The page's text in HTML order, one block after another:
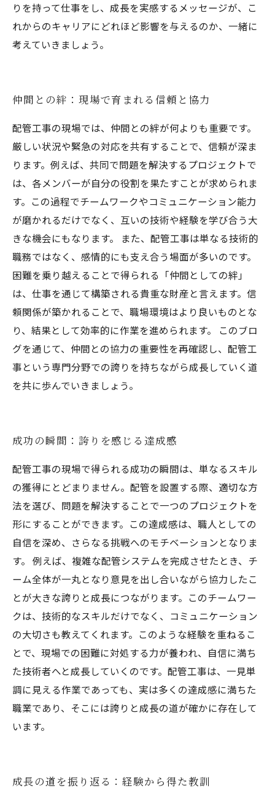
りを持って仕事をし、成長を実感するメッセージが、こ
れからのキャリアにどれほど影響を与えるのか、一緒に
考えていきましょう。
仲間との絆：現場で育まれる信頼と協力
配管工事の現場では、仲間との絆が何よりも重要です。
厳しい状況や緊急の対応を共有することで、信頼が深ま
ります。例えば、共同で問題を解決するプロジェクトで
は、各メンバーが自分の役割を果たすことが求められま
す。この過程でチームワークやコミュニケーション能力
が磨かれるだけでなく、互いの技術や経験を学び合う大
きな機会にもなります。 また、配管工事は単なる技術的
職務ではなく、感情的にも支え合う場面が多いのです。
困難を乗り越えることで得られる「仲間としての絆」
は、仕事を通じて構築される貴重な財産と言えます。信
頼関係が築かれることで、職場環境はより良いものとな
り、結果として効率的に作業を進められます。 このブロ
グを通じて、仲間との協力の重要性を再確認し、配管工
事という専門分野での誇りを持ちながら成長していく道
を共に歩んでいきましょう。
成功の瞬間：誇りを感じる達成感
配管工事の現場で得られる成功の瞬間は、単なるスキル
の獲得にとどまりません。配管を設置する際、適切な方
法を選び、問題を解決することで一つのプロジェクトを
形にすることができます。この達成感は、職人としての
自信を深め、さらなる挑戦へのモチベーションとなりま
す。 例えば、複雑な配管システムを完成させたとき、チ
ーム全体が一丸となり意見を出し合いながら協力したこ
とが大きな誇りと成長につながります。このチームワー
クは、技術的なスキルだけでなく、コミュニケーション
の大切さも教えてくれます。このような経験を重ねるこ
とで、現場での困難に対処する力が養われ、自信に満ち
た技術者へと成長していくのです。配管工事は、一見単
調に見える作業であっても、実は多くの達成感に満ちた
職業であり、そこには誇りと成長の道が確かに存在して
います。
成長の道を振り返る：経験から得た教訓